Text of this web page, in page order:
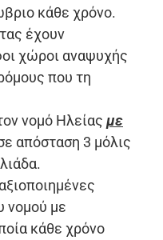
κάθε χρόνο.
έχουν
χώροι αναψυχής
που τη
νομό Ηλείας με
απόσταση 3 μόλις
νομού με
κάθε χρόνο